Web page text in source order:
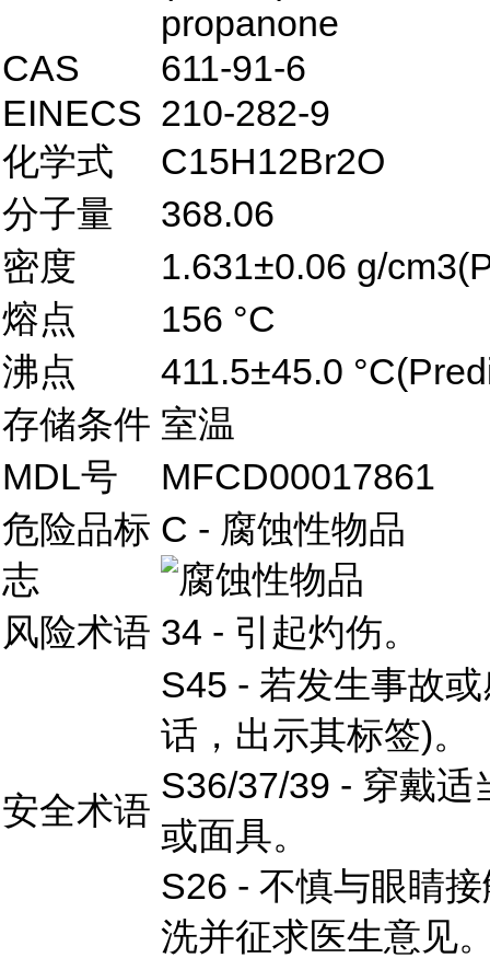
propanone
CAS
611-91-6
EINECS 210-282-9
化学式
C15H12Br2O
分子量
368.06
密度
1.631±0.06 g/
熔点
156 °C
沸点
411.5±45.0
存储条件 室温
MDL号
MFCD00017861
危险品标
志
C - 腐蚀性物品
风险术语 34 - 引起灼伤。
安全术语
S45 - 若发生事故
话，出示其标签)。
S36/37/39 - 穿戴
或面具。
S26 - 不慎与眼睛
洗并征求医生意见